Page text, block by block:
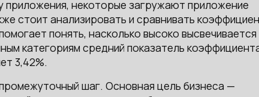
некоторые загружают приложение
стоит анализировать и сравнивать
понять, насколько высоко высвечивается
категориям средний показатель
3,42%.
шаг. Основная цель бизнеса —